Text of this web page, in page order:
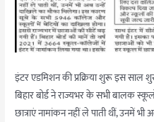
इंटर एडमिशन की प्रक्रिया शुरू इस साल
बिहार बोर्ड ने राज्यभर के सभी बालक
छात्राएं नामांकन नहीं ले पाती थीं, उनमें